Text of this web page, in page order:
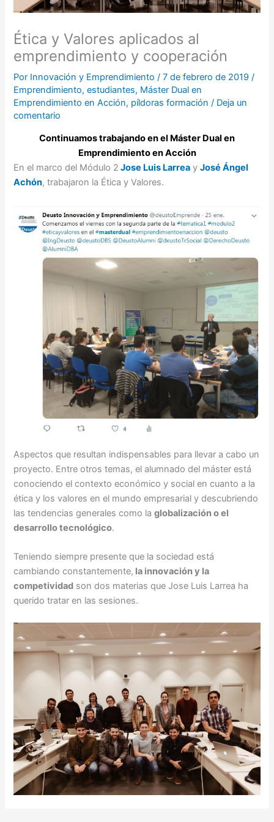
Ética y Valores aplicados al
emprendimiento y cooperación
Por Innovación y Emprendimiento/7 de febrero de 2019/
Emprendimiento,estudiantes, Máster Dual en
Emprendimiento en Acción, píldoras formación / Deja un
comentario
Continuamos trabajando en el Máster Dual en
Emprendimiento en Acción
En el marco del Módulo 2 Jose Luis Larrea yJosé Ángel
Achón, trabajaron la Ética y Valores.
Aspectos que resultan indispensables para llevar a cabo un
proyecto. Entre otros temas, el alumnado del máster está
conociendo el contexto económico y social en cuanto a la
ética y los valores en el mundo empresarial y descubriendo
las tendencias generales como laglobalización o el
desarrollo tecnológico.
Teniendo siempre presente que la sociedad está
cambiando constantemente, la innovación y la
competividad son dos materias que Jose Luis Larrea ha
querido tratar en las sesiones.